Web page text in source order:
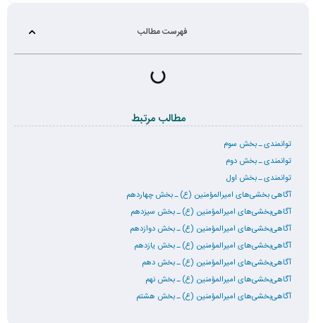
فهرست مطالب
مطالب مرتبط
توانمندی ـ بخش سوم
توانمندی ـ بخش دوم
توانمندی ـ بخش اول
آگاهی بخشی‌های امیرالمؤمنین (ع) ـ بخش چهاردهم
آگاهی‌بخشی‌های امیرالمؤمنین (ع) ـ بخش سیزدهم
آگاهی‌بخشی‌های امیرالمؤمنین (ع) ـ بخش دوازدهم
آگاهی‌بخشی‌های امیرالمؤمنین (ع) ـ بخش یازدهم
آگاهی‌بخشی‌های امیرالمؤمنین (ع) ـ بخش دهم
آگاهی‌بخشی‌های امیرالمؤمنین (ع) ـ بخش نهم
آگاهی‌بخشی‌های امیرالمؤمنین (ع) ـ بخش هشتم